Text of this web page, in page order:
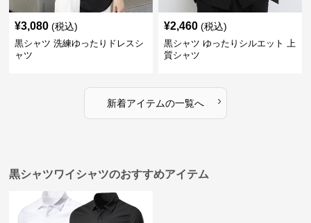
¥3,080 (税込)
黒シャツ 洗練ゆったりドレスシ
ャツ
¥2,460 (税込)
黒シャツ ゆったりシルエット 上
質シャツ
新着アイテムの一覧へ ›
黒シャツワイシャツのおすすめアイテム